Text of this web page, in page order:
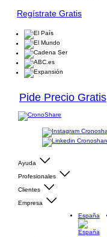
Regístrate Gratis
Pide Precio Gratis
Ayuda
Profesionales
Clientes
Empresa
España